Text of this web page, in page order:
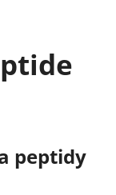
peptidy